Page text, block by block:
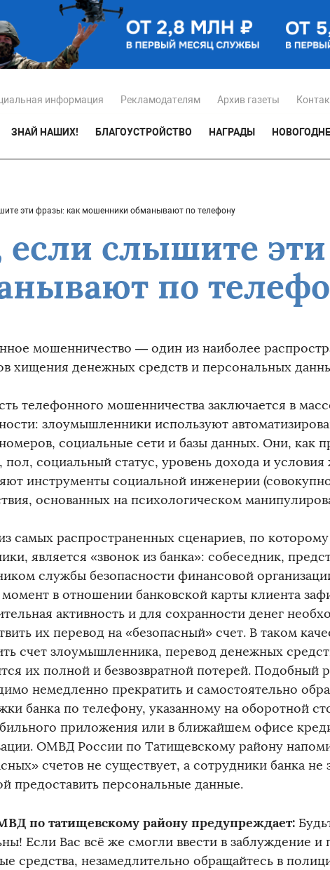
информация Рекламодателям Архив газеты
ЗНАЙ НАШИХ! БЛАГОУСТРОЙСТВО НАГРАДЫ
эти фразы: как мошенники обманывают по телефону
если слышите
по
мошенничество — один из наиболее
хищения денежных средств и персональных
телефонного мошенничества заключается в
злоумышленники используют
социальные сети и базы данных. Они, как
пол, социальный статус, уровень дохода и
инструменты социальной инженерии
основанных на психологическом
самых распространенных сценариев, по
является «звонок из банка»: собеседник,
службы безопасности финансовой
в отношении банковской карты клиента
активность и для сохранности денег
их перевод на «безопасный» счет. В таком
счет злоумышленника, перевод денежных
их полной и безвозвратной потерей. Подобный
немедленно прекратить и самостоятельно
банка по телефону, указанному на оборотной
приложения или в ближайшем офисе
ОМВД России по Татищевскому району
счетов не существует, а сотрудники банка не
предоставить персональные данные.
по татищевскому району предупреждает:
Если Вас всё же смогли ввести в заблуждение и
средства, незамедлительно обращайтесь в